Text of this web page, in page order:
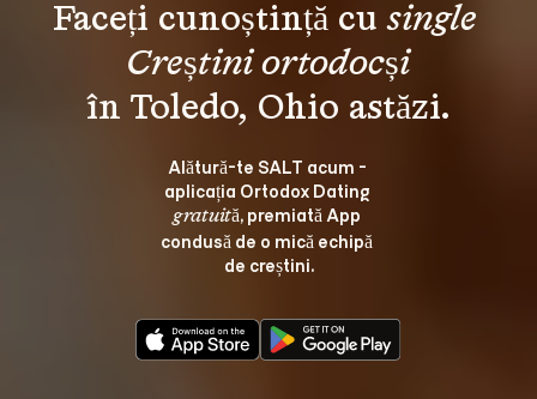
Faceți cunoștință cu single
Creștini ortodocși
Alătură-te SALT acum -
aplicația Ortodox Dating
gratuită, premiată App
condusă de o mică echipă
de creștini.